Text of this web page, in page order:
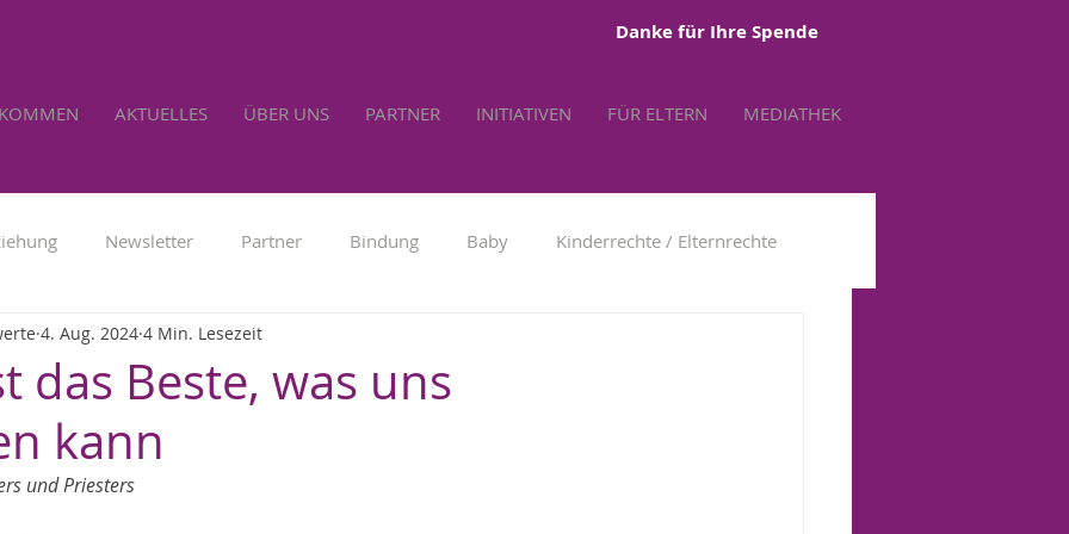
Danke für Ihre Spende
AKTUELLES ÜBER UNS PARTNER INITIATIVEN FÜR ELTERN MEDIATHEK
Newsletter Partner Bindung Baby Kinderrechte / Elternrechte
Familienpolitik Werbung
das Beste, was uns
kann
4. Aug. 2024 4 Min. Lesezeit
und Priesters